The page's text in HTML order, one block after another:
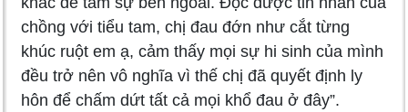
chồng với tiểu tam, chị đau đớn như cắt từng
khúc ruột em ạ, cảm thấy mọi sự hi sinh của mình
đều trở nên vô nghĩa vì thế chị đã quyết định ly
hôn để chấm dứt tất cả mọi khổ đau ở đây”.